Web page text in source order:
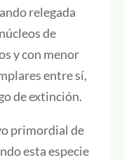
relegada
de
y con menor
entre sí,
de extinción.
primordial de
esta especie